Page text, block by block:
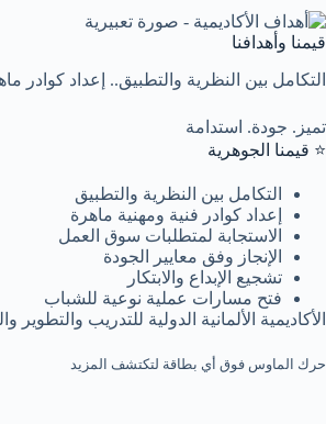
قيمنا وأهدافنا
التكامل بين النظرية والتطبيق.. إعداد كوادر
تميز. جودة. استدامة
⭐ قيمنا الجوهرية
التكامل بين النظرية والتطبيق
إعداد كوادر فنية ومهنية ماهرة
الاستجابة لمتطلبات سوق العمل
الإنجاز وفق معايير الجودة
تشجيع الإبداع والابتكار
فتح مسارات عملية نوعية للشباب
الأكاديمية الألمانية الدولية للتدريب
حرك الماوس فوق أي بطاقة لتكتشف المزيد